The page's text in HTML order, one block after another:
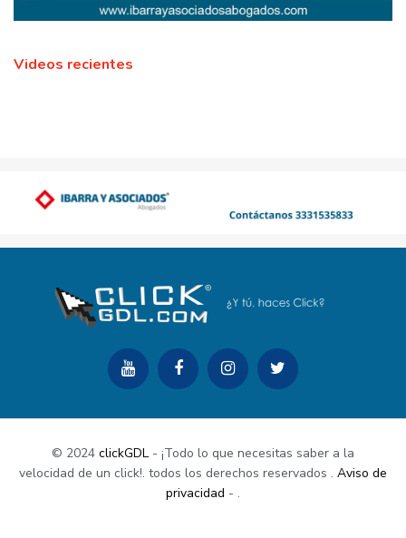
Videos recientes
© 2024 clickGDL - ¡Todo lo que necesitas saber a la
velocidad de un click!. todos los derechos reservados . Aviso de
privacidad - .